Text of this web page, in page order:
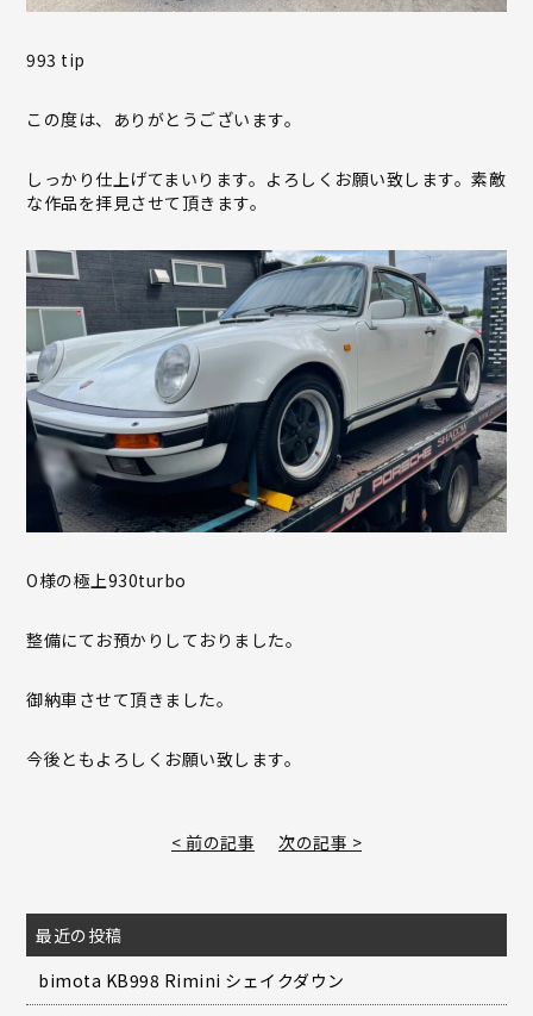
993 tip
この度は、ありがとうございます。
しっかり仕上げてまいります。よろしくお願い致します。素敵
な作品を拝見させて頂きます。
O様の極上930turbo
整備にてお預かりしておりました。
御納車させて頂きました。
今後ともよろしくお願い致します。
< 前の記事 次の記事 >
最近の投稿
bimota KB998 Rimini シェイクダウン